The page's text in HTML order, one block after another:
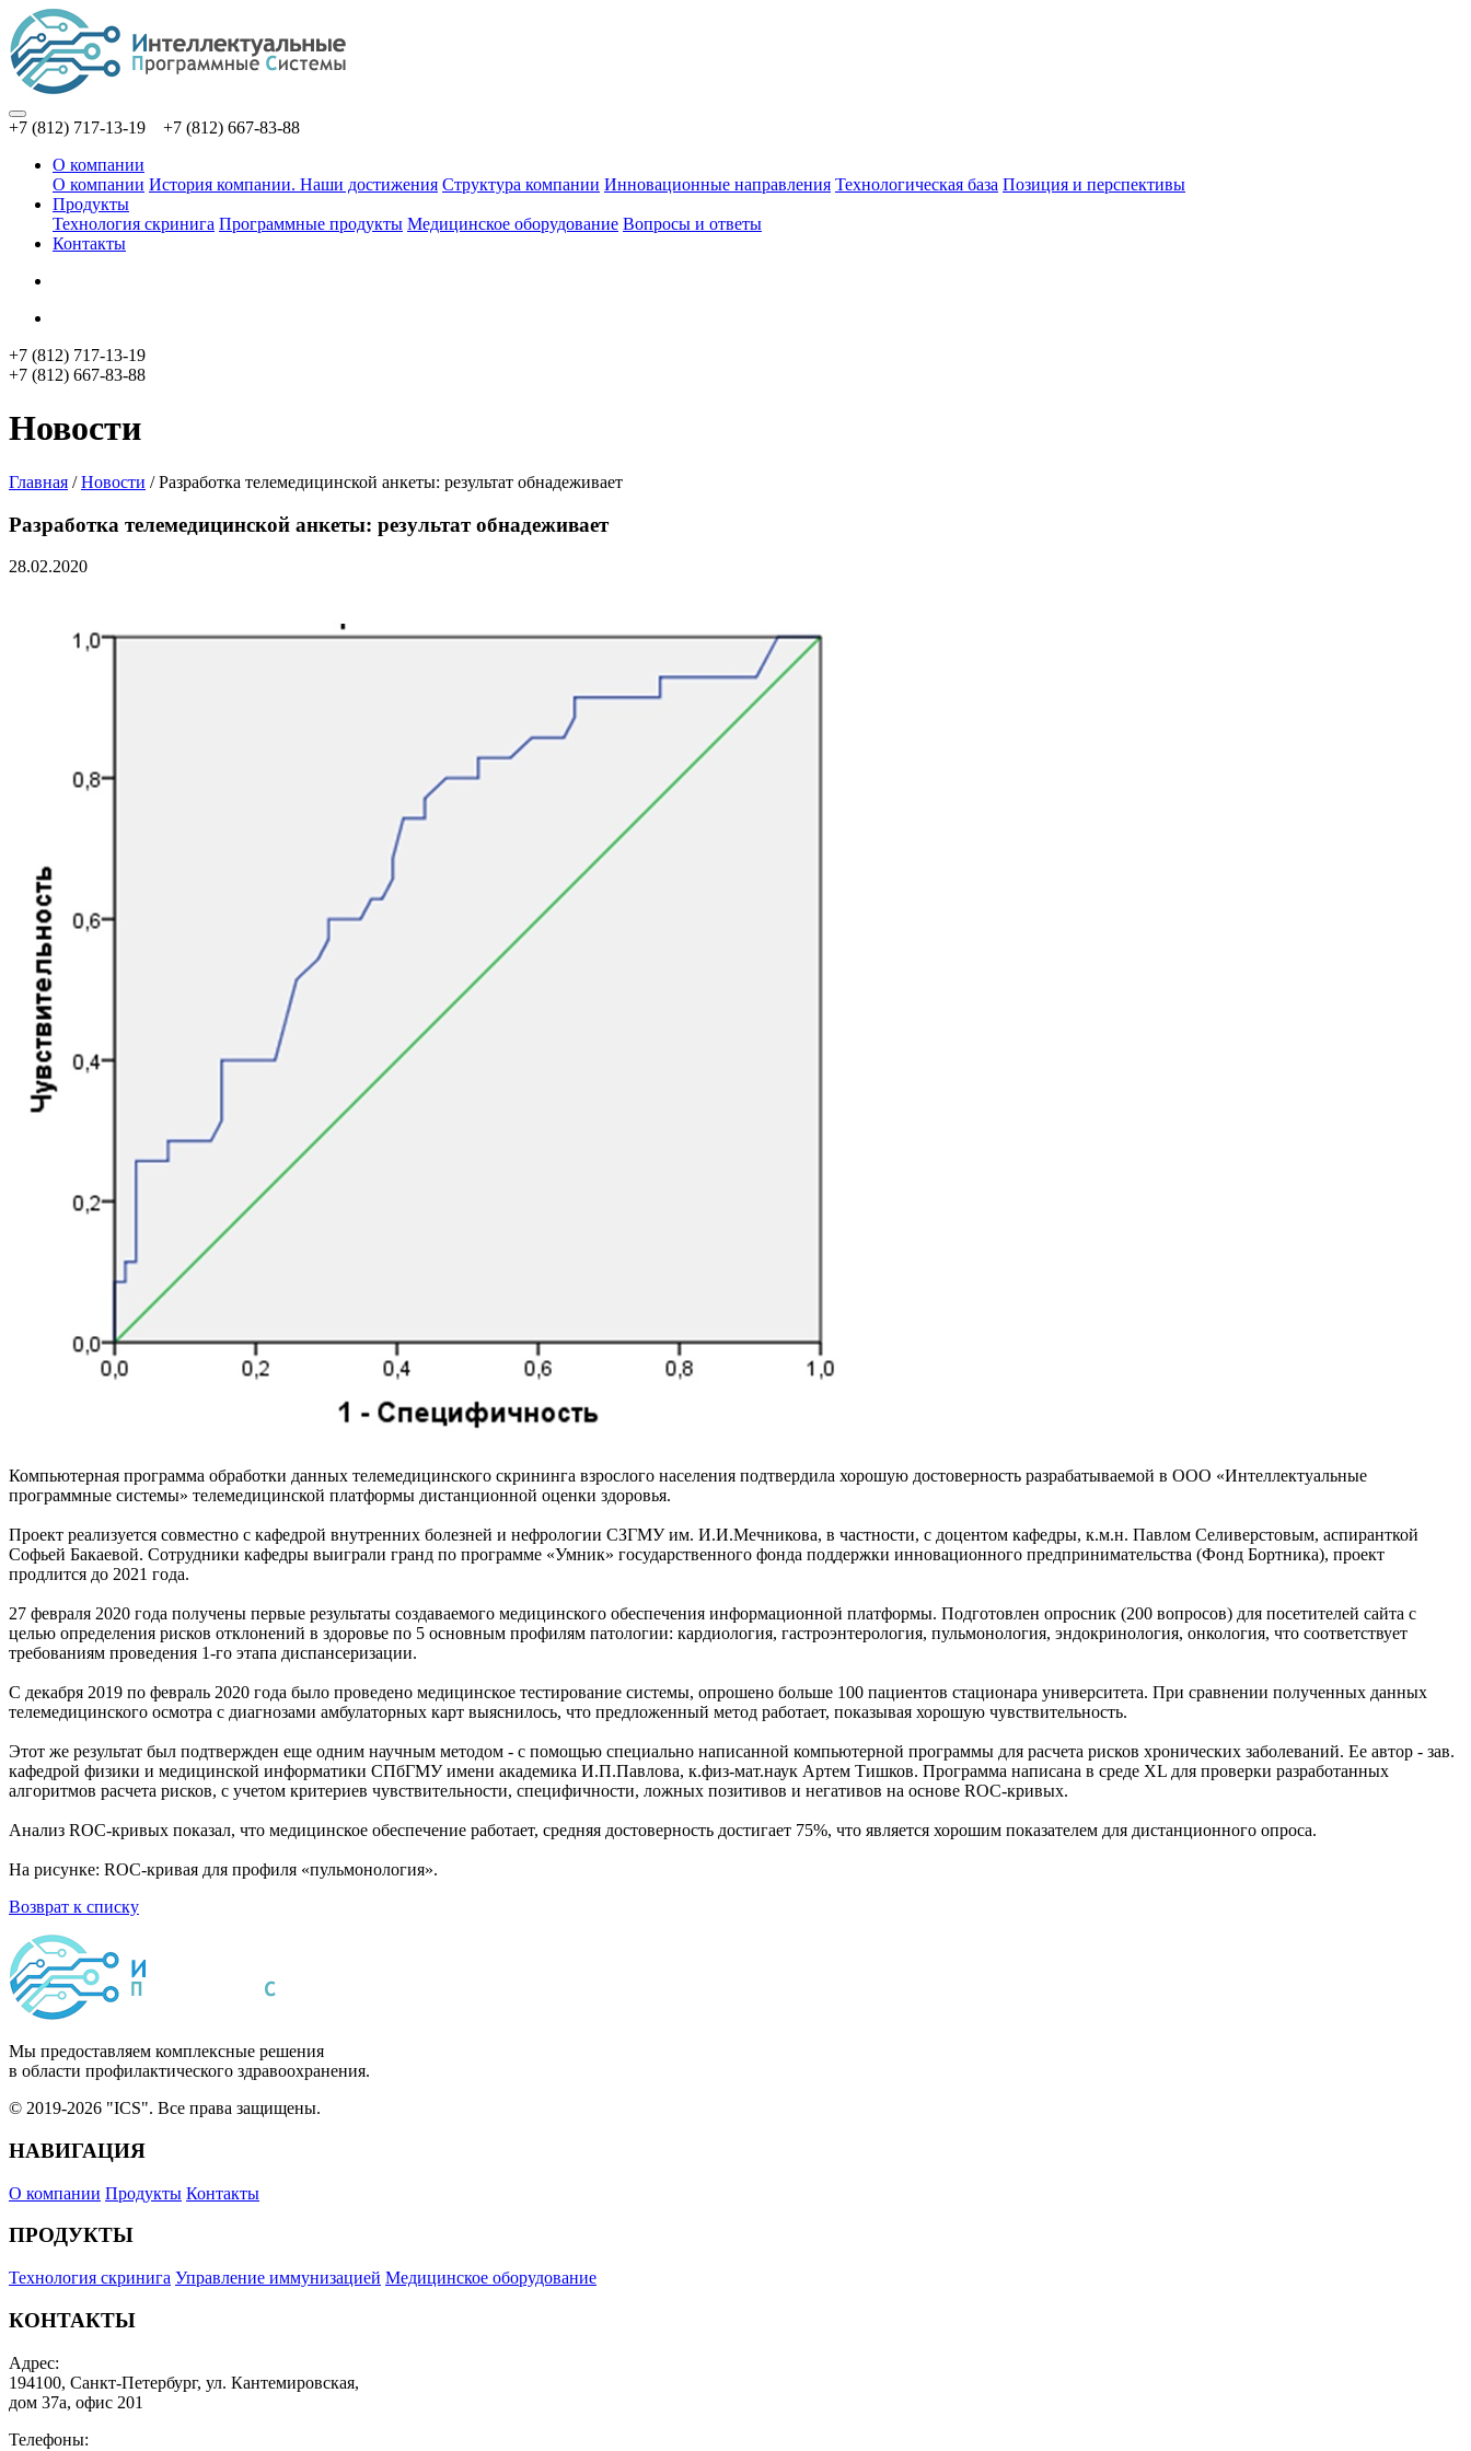
+7 (812) 717-13-19 +7 (812) 667-83-88
О компании
О компании История компании. Наши достижения Структура компании Инновационные направления Технологическая база Позиция и перспективы
Продукты
Технология скринига Программные продукты Медицинское оборудование Вопросы и ответы
Контакты
+7 (812) 717-13-19
+7 (812) 667-83-88
Новости
Главная /Новости /Разработка телемедицинской анкеты: результат обнадеживает
Разработка телемедицинской анкеты: результат обнадеживает
28.02.2020
Компьютерная программа обработки данных телемедицинского скрининга взрослого населения подтвердила хорошую достоверность разрабатываемой в ООО «Интеллектуальные
программные системы» телемедицинской платформы дистанционной оценки здоровья.
Проект реализуется совместно с кафедрой внутренних болезней и нефрологии СЗГМУ им. И.И.Мечникова, в частности, с доцентом кафедры, к.м.н. Павлом Селиверстовым, аспиранткой
Софьей Бакаевой. Сотрудники кафедры выиграли гранд по программе «Умник» государственного фонда поддержки инновационного предпринимательства (Фонд Бортника), проект
продлится до 2021 года.
27 февраля 2020 года получены первые результаты создаваемого медицинского обеспечения информационной платформы. Подготовлен опросник (200 вопросов) для посетителей сайта с
целью определения рисков отклонений в здоровье по 5 основным профилям патологии: кардиология, гастроэнтерология, пульмонология, эндокринология, онкология, что соответствует
требованиям проведения 1-го этапа диспансеризации.
С декабря 2019 по февраль 2020 года было проведено медицинское тестирование системы, опрошено больше 100 пациентов стационара университета. При сравнении полученных данных
телемедицинского осмотра с диагнозами амбулаторных карт выяснилось, что предложенный метод работает, показывая хорошую чувствительность.
Этот же результат был подтвержден еще одним научным методом - с помощью специально написанной компьютерной программы для расчета рисков хронических заболеваний. Ее автор - зав.
кафедрой физики и медицинской информатики СПбГМУ имени академика И.П.Павлова, к.физ-мат.наук Артем Тишков. Программа написана в среде XL для проверки разработанных
алгоритмов расчета рисков, с учетом критериев чувствительности, специфичности, ложных позитивов и негативов на основе ROC-кривых.
Анализ ROC-кривых показал, что медицинское обеспечение работает, средняя достоверность достигает 75%, что является хорошим показателем для дистанционного опроса.
На рисунке: ROC-кривая для профиля «пульмонология».
Возврат к списку
Мы предоставляем комплексные решения
в области профилактического здравоохранения.
© 2019-2026 "ICS". Все права защищены.
НАВИГАЦИЯ
О компании Продукты Контакты
ПРОДУКТЫ
Технология скринига Управление иммунизацией Медицинское оборудование
КОНТАКТЫ
Адрес:
194100, Санкт-Петербург, ул. Кантемировская,
дом 37а, офис 201
Телефоны: